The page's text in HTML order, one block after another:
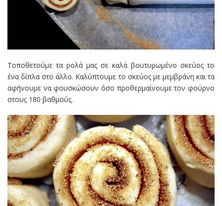
Τοποθετούμε τα ρολά μας σε καλά βουτυρωμένο σκεύος το
ένα δίπλα στο άλλο. Καλύπτουμε το σκεύος με μεμβράνη και τα
αφήνουμε να φουσκώσουν όσο προθερμαίνουμε τον φούρνο
στους 180 βαθμούς.